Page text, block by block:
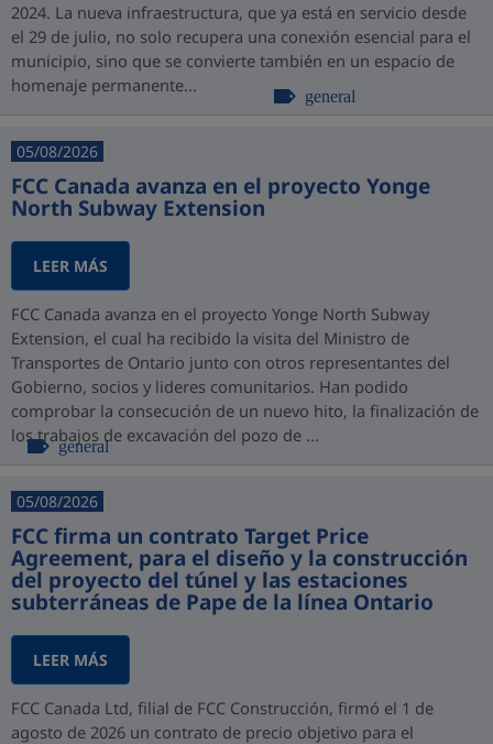
2024. La nueva infraestructura, que ya está en servicio desde
el 29 de julio, no solo recupera una conexión esencial para el
municipio, sino que se convierte también en un espacio de
homenaje permanente...
general
05/08/2026
FCC Canada avanza en el proyecto Yonge
North Subway Extension
LEER MÁS
FCC Canada avanza en el proyecto Yonge North Subway
Extension, el cual ha recibido la visita del Ministro de
Transportes de Ontario junto con otros representantes del
Gobierno, socios y lideres comunitarios. Han podido
comprobar la consecución de un nuevo hito, la finalización de
los trabajos de excavación del pozo de ...
general
05/08/2026
FCC firma un contrato Target Price
Agreement, para el diseño y la construcción
del proyecto del túnel y las estaciones
subterráneas de Pape de la línea Ontario
LEER MÁS
FCC Canada Ltd, filial de FCC Construcción, firmó el 1 de
agosto de 2026 un contrato de precio objetivo para el